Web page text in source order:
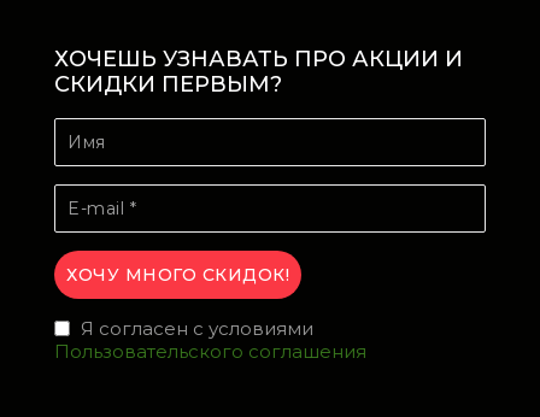
ХОЧЕШЬ УЗНАВАТЬ ПРО АКЦИИ И
СКИДКИ ПЕРВЫМ?
Я согласен с условиями
Пользовательского соглашения